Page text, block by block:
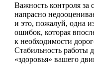
Важность контроля за
напрасно
и это, пожалуй, одна
ошибок, которая
к необходимости
Стабильность работы
«здоровья» вашего